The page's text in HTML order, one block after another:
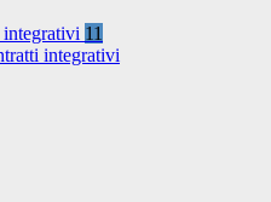
11
integrativi